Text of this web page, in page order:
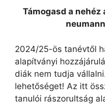
Támogasd a
2024/25-ös tanévtől
alapítványi
diák nem tudja
lehetőséget! Az itt
tanulói rászorultság